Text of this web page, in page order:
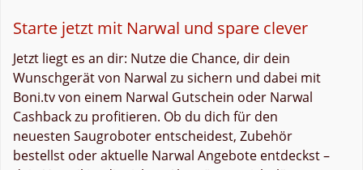
Starte jetzt mit Narwal und spare clever
Jetzt liegt es an dir: Nutze die Chance, dir dein
Wunschgerät von Narwal zu sichern und dabei mit
Boni.tv von einem Narwal Gutschein oder Narwal
Cashback zu profitieren. Ob du dich für den
neuesten Saugroboter entscheidest, Zubehör
bestellst oder aktuelle Narwal Angebote entdeckst –